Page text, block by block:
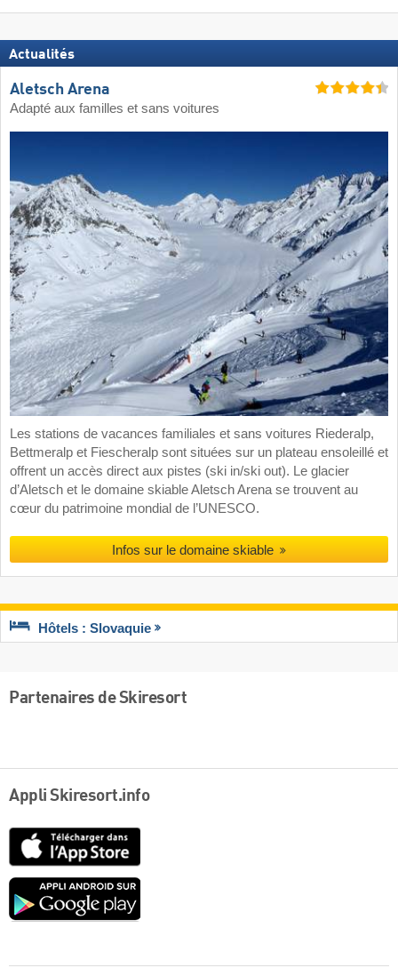
Actualités
Aletsch Arena
Adapté aux familles et sans voitures
Les stations de vacances familiales et sans voitures Riederalp,
Bettmeralp et Fiescheralp sont situées sur un plateau ensoleillé et
offrent un accès direct aux pistes (ski in/ski out). Le glacier
d’Aletsch et le domaine skiable Aletsch Arena se trouvent au
cœur du patrimoine mondial de l’UNESCO.
Infos sur le domaine skiable
Hôtels : Slovaquie
Partenaires de Skiresort
Appli Skiresort.info
Google